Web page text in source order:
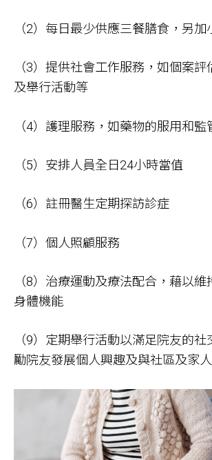
（2）每日最少供應三餐膳食，另加
（3）提供社會工作服務，如個案
及舉行活動等
（4）護理服務，如藥物的服用和監
（5）安排人員全日24小時當值
（6）註冊醫生定期探訪診症
（7）個人照顧服務
（8）治療運動及療法配合，藉以
身體機能
（9）定期舉行活動以滿足院友的
勵院友發展個人興趣及與社區及家